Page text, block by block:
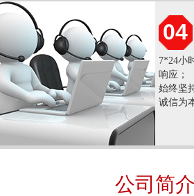
04
7*24小
响应；
始终坚
诚信为
公司简介